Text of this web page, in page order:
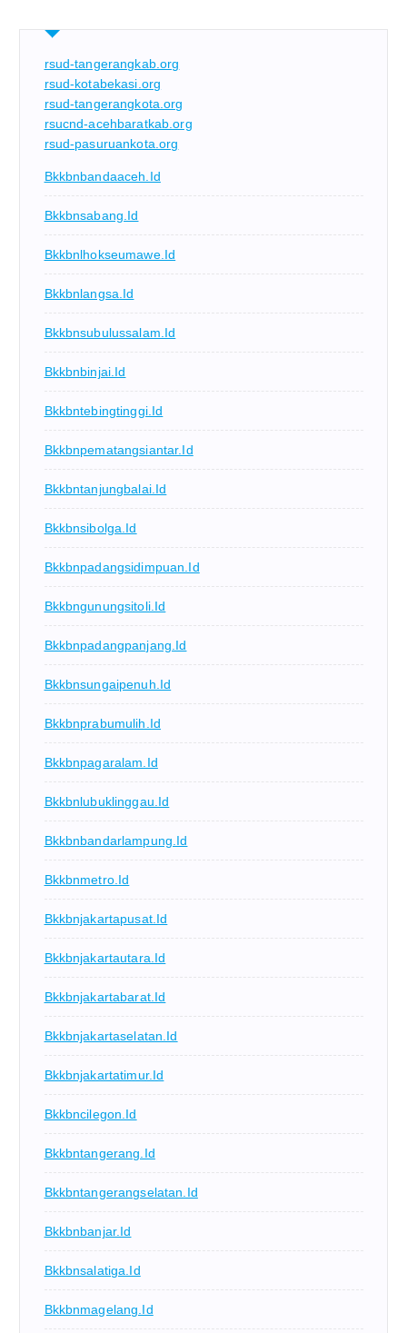
rsud-tangerangkab.org
rsud-kotabekasi.org
rsud-tangerangkota.org
rsucnd-acehbaratkab.org
rsud-pasuruankota.org
Bkkbnbandaaceh.id
Bkkbnsabang.id
Bkkbnlhokseumawe.id
Bkkbnlangsa.id
Bkkbnsubulussalam.id
Bkkbnbinjai.id
Bkkbntebingtinggi.id
Bkkbnpematangsiantar.id
Bkkbntanjungbalai.id
Bkkbnsibolga.id
Bkkbnpadangsidimpuan.id
Bkkbngunungsitoli.id
Bkkbnpadangpanjang.id
Bkkbnsungaipenuh.id
Bkkbnprabumulih.id
Bkkbnpagaralam.id
Bkkbnlubuklinggau.id
Bkkbnbandarlampung.id
Bkkbnmetro.id
Bkkbnjakartapusat.id
Bkkbnjakartautara.id
Bkkbnjakartabarat.id
Bkkbnjakartaselatan.id
Bkkbnjakartatimur.id
Bkkbncilegon.id
Bkkbntangerang.id
Bkkbntangerangselatan.id
Bkkbnbanjar.id
Bkkbnsalatiga.id
Bkkbnmagelang.id